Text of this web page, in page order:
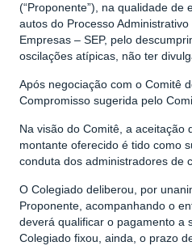
(“Proponente”), na qualidade
autos do Processo
Empresas – SEP, pelo
oscilações atípicas, não ter
Após negociação com o Comitê
Compromisso sugerida pelo
Na visão do Comitê, a
montante oferecido é tido como
conduta dos administradores de
O Colegiado deliberou, por
Proponente, acompanhando o
deverá qualificar o pagamento a
Colegiado fixou, ainda, o prazo